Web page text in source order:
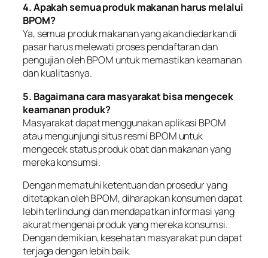
4. Apakah semua produk makanan harus melalui
BPOM?
Ya, semua produk makanan yang akan diedarkan di
pasar harus melewati proses pendaftaran dan
pengujian oleh BPOM untuk memastikan keamanan
dan kualitasnya.
5. Bagaimana cara masyarakat bisa mengecek
keamanan produk?
Masyarakat dapat menggunakan aplikasi BPOM
atau mengunjungi situs resmi BPOM untuk
mengecek status produk obat dan makanan yang
mereka konsumsi.
Dengan mematuhi ketentuan dan prosedur yang
ditetapkan oleh BPOM, diharapkan konsumen dapat
lebih terlindungi dan mendapatkan informasi yang
akurat mengenai produk yang mereka konsumsi.
Dengan demikian, kesehatan masyarakat pun dapat
terjaga dengan lebih baik.